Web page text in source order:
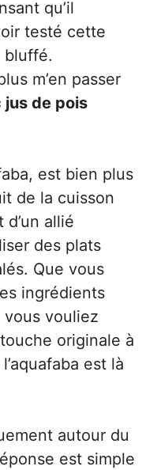
qu’il
testé cette
bluffé.
m’en passer
de pois
est bien plus
de la cuisson
d’un allié
des plats
Que vous
ingrédients
vouliez
originale à
est là
autour du
est simple